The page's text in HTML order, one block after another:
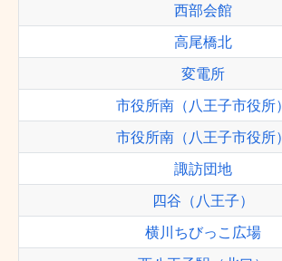
西部会館
高尾橋北
変電所
市役所南（八王子市役所）
市役所南（八王子市役所）
諏訪団地
四谷（八王子）
横川ちびっこ広場